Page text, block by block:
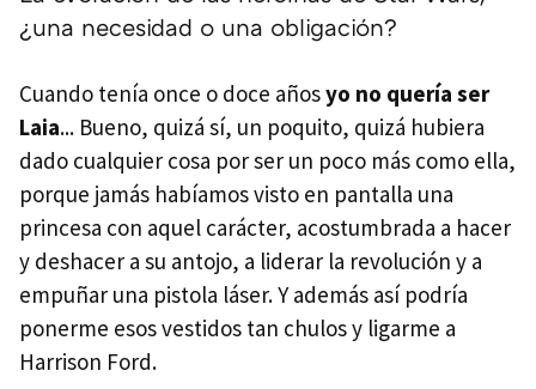
¿una necesidad o una obligación?
Cuando tenía once o doce añosyo no quería ser
Laia... Bueno, quizá sí, un poquito, quizá hubiera
dado cualquier cosa por ser un poco más como ella,
porque jamás habíamos visto en pantalla una
princesa con aquel carácter, acostumbrada a hacer
y deshacer a su antojo, a liderar la revolución y a
empuñar una pistola láser. Y además así podría
ponerme esos vestidos tan chulos y ligarme a
Harrison Ford.